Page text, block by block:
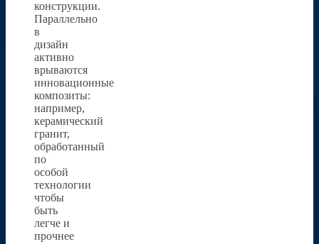
конструкции.
Параллельно
в
дизайн
активно
врываются
инновационные
композиты:
например,
керамический
гранит,
обработанный
по
особой
технологии
чтобы
быть
легче и
прочнее